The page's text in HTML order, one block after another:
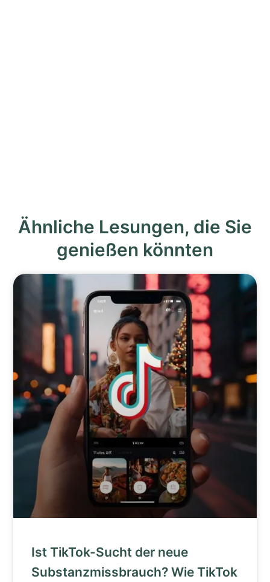
Ähnliche Lesungen, die Sie
genießen könnten
Ist TikTok-Sucht der neue
Substanzmissbrauch? Wie TikTok